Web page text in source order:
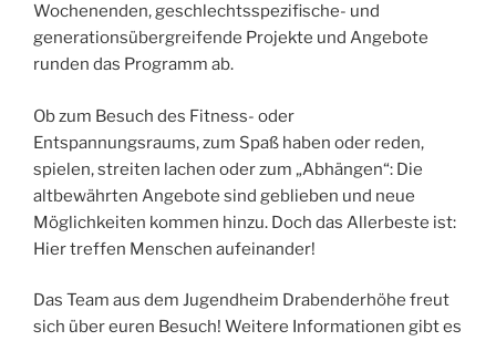
Wochenenden, geschlechtsspezifische- und
generationsübergreifende Projekte und Angebote
runden das Programm ab.
Ob zum Besuch des Fitness- oder
Entspannungsraums, zum Spaß haben oder reden,
spielen, streiten lachen oder zum „Abhängen“: Die
altbewährten Angebote sind geblieben und neue
Möglichkeiten kommen hinzu. Doch das Allerbeste ist:
Hier treffen Menschen aufeinander!
Das Team aus dem Jugendheim Drabenderhöhe freut
sich über euren Besuch! Weitere Informationen gibt es